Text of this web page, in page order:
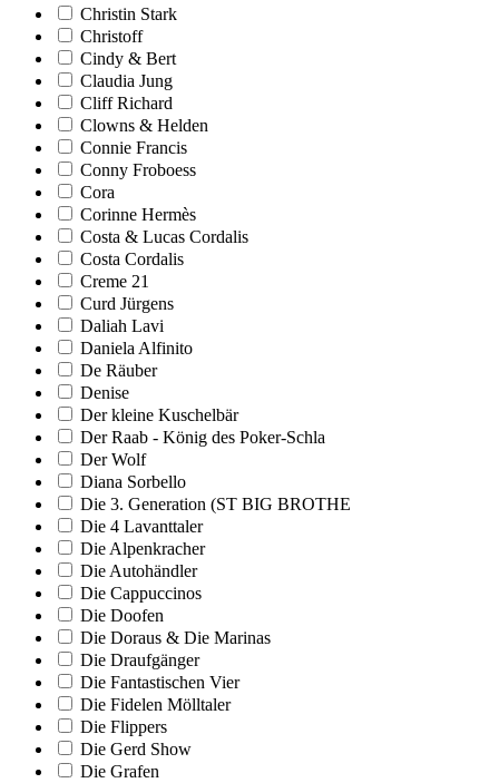
Christin Stark
Christoff
Cindy & Bert
Claudia Jung
Cliff Richard
Clowns & Helden
Connie Francis
Conny Froboess
Cora
Corinne Hermès
Costa & Lucas Cordalis
Costa Cordalis
Creme 21
Curd Jürgens
Daliah Lavi
Daniela Alfinito
De Räuber
Denise
Der kleine Kuschelbär
Der Raab - König des Poker-Schla
Der Wolf
Diana Sorbello
Die 3. Generation (ST BIG BROTHE
Die 4 Lavanttaler
Die Alpenkracher
Die Autohändler
Die Cappuccinos
Die Doofen
Die Doraus & Die Marinas
Die Draufgänger
Die Fantastischen Vier
Die Fidelen Mölltaler
Die Flippers
Die Gerd Show
Die Grafen